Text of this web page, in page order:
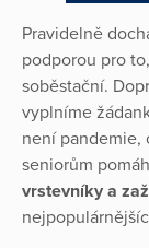
Pravidelně
podporou pro
soběstační.
vyplníme
není pandemie,
seniorům
vrstevníky a